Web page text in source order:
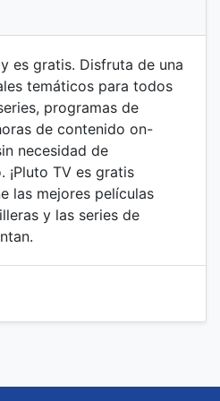
es gratis. Disfruta de una
temáticos para todos
programas de
de contenido on-
necesidad de
¡Pluto TV es gratis
las mejores películas
y las series de